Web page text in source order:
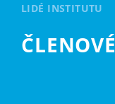
LIDÉ INSTITUTU
ČLENOVÉ